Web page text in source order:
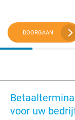
DOORGAAN
voor uw